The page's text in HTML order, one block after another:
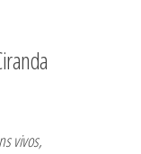
vivos,